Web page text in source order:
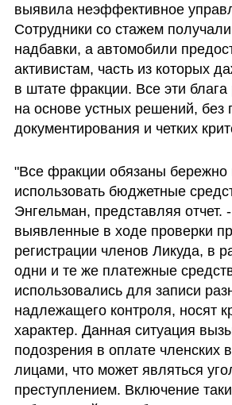
выявила неэффективное
Сотрудники со стажем
надбавки, а автомобили
активистам, часть из которых
в штате фракции. Все эти
на основе устных решений, без
документирования и четких
"Все фракции обязаны бережно
использовать бюджетные
Энгельман, представляя отчет.
выявленные в ходе проверки
регистрации членов Ликуда, в
одни и те же платежные
использовались для записи
надлежащего контроля, носят
характер. Данная ситуация
подозрения в оплате членских
лицами, что может являться
преступлением. Включение